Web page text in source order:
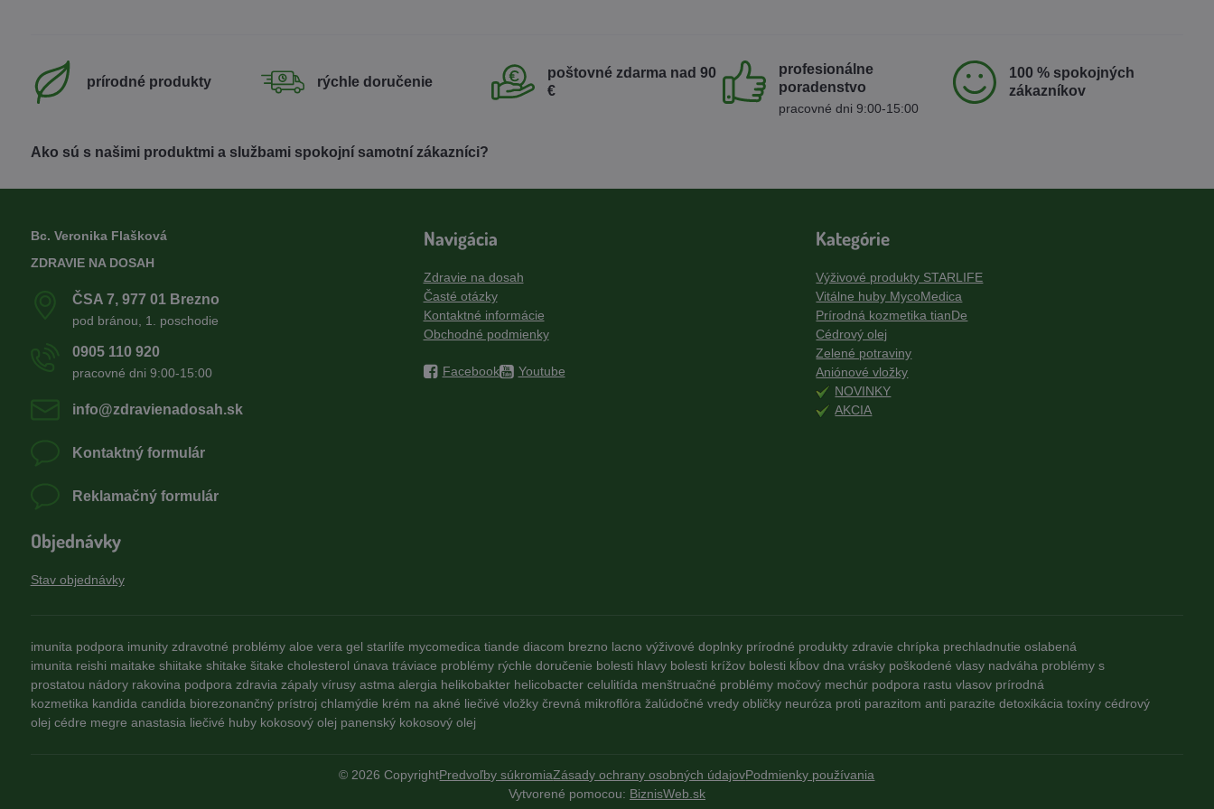
prírodné produkty rýchle doručenie
poštovné zdarma nad 90
€
profesionálne
poradenstvo
pracovné dni 9:00-15:00
100 % spokojných
zákazníkov
Ako sú s našimi produktmi a službami spokojní samotní zákazníci?
Bc. Veronika Flašková
ZDRAVIE NA DOSAH
ČSA 7, 977 01 Brezno
pod bránou, 1. poschodie
0905 110 920
pracovné dni 9:00-15:00
info​@zdravienadosah​.sk
Kontaktný formulár
Reklamačný formulár
Objednávky
Stav objednávky
Navigácia
Zdravie na dosah
Časté otázky
Kontaktné informácie
Obchodné podmienky
Facebook Youtube
Kategórie
Výživové produkty STARLIFE
Vitálne huby MycoMedica
Prírodná kozmetika tianDe
Cédrový olej
Zelené potraviny
Aniónové vložky
NOVINKY
AKCIA
imunita podpora imunity zdravotné problémy aloe vera gel starlife mycomedica tiande diacom brezno lacno výživové doplnky prírodné produkty zdravie chrípka prechladnutie oslabená
imunita reishi maitake shiitake shitake šitake cholesterol únava tráviace problémy rýchle doručenie bolesti hlavy bolesti krížov bolesti kĺbov dna vrásky poškodené vlasy nadváha problémy s
prostatou nádory rakovina podpora zdravia zápaly vírusy astma alergia helikobakter helicobacter celulitída menštruačné problémy močový mechúr podpora rastu vlasov prírodná
kozmetika kandida candida biorezonančný prístroj chlamýdie krém na akné liečivé vložky črevná mikroflóra žalúdočné vredy obličky neuróza proti parazitom anti parazite detoxikácia toxíny cédrový
olej cédre megre anastasia liečivé huby kokosový olej panenský kokosový olej
© 2026 CopyrightPredvoľby súkromiaZásady ochrany osobných údajovPodmienky používania
Vytvorené pomocou: BiznisWeb.sk